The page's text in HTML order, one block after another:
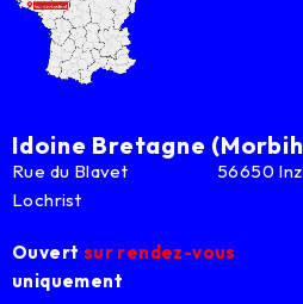
Idoine Bretagne
Rue du Blavet 56650
Lochrist
Ouvert sur rendez-vous
uniquement